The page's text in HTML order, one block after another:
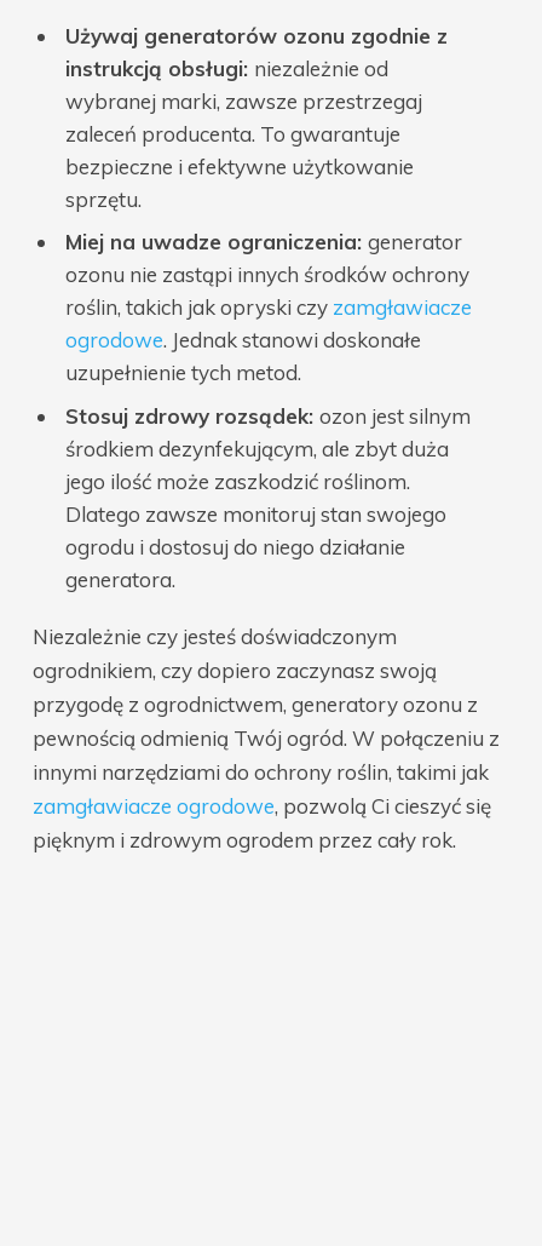
Używaj generatorów ozonu zgodnie z
instrukcją obsługi: niezależnie od
wybranej marki, zawsze przestrzegaj
zaleceń producenta. To gwarantuje
bezpieczne i efektywne użytkowanie
sprzętu.
Miej na uwadze ograniczenia:generator
ozonu nie zastąpi innych środków ochrony
roślin, takich jak opryski czy zamgławiacze
ogrodowe. Jednak stanowi doskonałe
uzupełnienie tych metod.
Stosuj zdrowy rozsądek:ozon jest silnym
środkiem dezynfekującym, ale zbyt duża
jego ilość może zaszkodzić roślinom.
Dlatego zawsze monitoruj stan swojego
ogrodu i dostosuj do niego działanie
generatora.
Niezależnie czy jesteś doświadczonym
ogrodnikiem, czy dopiero zaczynasz swoją
przygodę z ogrodnictwem, generatory ozonu z
pewnością odmienią Twój ogród. W połączeniu z
innymi narzędziami do ochrony roślin, takimi jak
zamgławiacze ogrodowe, pozwolą Ci cieszyć się
pięknym i zdrowym ogrodem przez cały rok.